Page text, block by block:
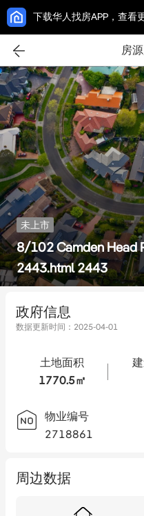
下载华人找房APP，查看
房
未上市
8/102 Camden Head
2443.html 2443
政府信息
数据更新时间： 2025-04-01
土地面积
1770.5㎡
物业编号
2718861
周边数据